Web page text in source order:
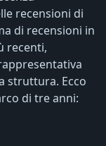
recensioni di
di recensioni in
recenti,
struttura. Ecco
di tre anni: